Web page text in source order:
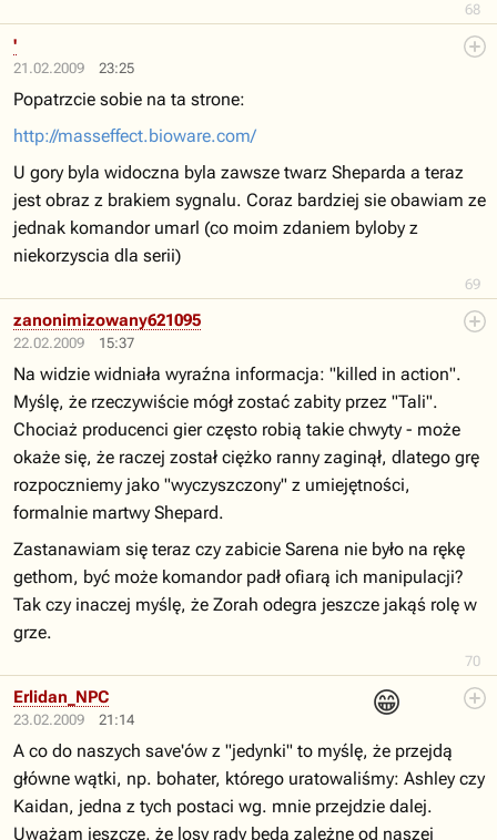
68
21.02.2009 23:25
69
'
Popatrzcie sobie na ta strone:
http://masseffect.bioware.com/
U gory byla widoczna byla zawsze twarz Sheparda a teraz
jest obraz z brakiem sygnalu. Coraz bardziej sie obawiam ze
jednak komandor umarl (co moim zdaniem byloby z
niekorzyscia dla serii)
22.02.2009 15:37
70
zanonimizowany621095
Na widzie widniała wyraźna informacja: "killed in action".
Myślę, że rzeczywiście mógł zostać zabity przez "Tali".
Chociaż producenci gier często robią takie chwyty - może
okaże się, że raczej został ciężko ranny zaginął, dlatego grę
rozpoczniemy jako "wyczyszczony" z umiejętności,
formalnie martwy Shepard.
Zastanawiam się teraz czy zabicie Sarena nie było na rękę
gethom, być może komandor padł ofiarą ich manipulacji?
Tak czy inaczej myślę, że Zorah odegra jeszcze jakąś rolę w
grze.
23.02.2009 21:14
😁
Erlidan_NPC
A co do naszych save'ów z "jedynki" to myślę, że przejdą
główne wątki, np. bohater, którego uratowaliśmy: Ashley czy
Kaidan, jedna z tych postaci wg. mnie przejdzie dalej.
Uważam jeszcze, że losy rady będą zależne od naszej